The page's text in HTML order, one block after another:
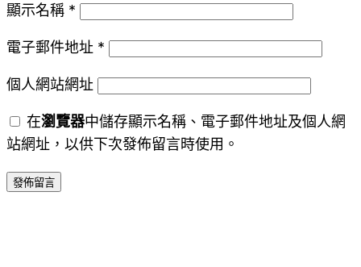
顯示名稱 *
電子郵件地址 *
個人網站網址
在瀏覽器中儲存顯示名稱、電子郵件地址及個人網
站網址，以供下次發佈留言時使用。